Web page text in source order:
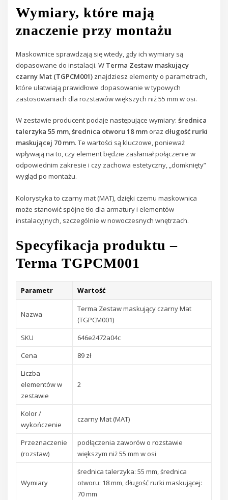
Wymiary, które mają
znaczenie przy montażu
Maskownice sprawdzają się wtedy, gdy ich wymiary są
dopasowane do instalacji. W Terma Zestaw maskujący
czarny Mat (TGPCM001) znajdziesz elementy o parametrach,
które ułatwiają prawidłowe dopasowanie w typowych
zastosowaniach dla rozstawów większych niż 55 mm w osi.
W zestawie producent podaje następujące wymiary:średnica
talerzyka 55 mm,średnica otworu 18 mm oraz długość rurki
maskującej 70 mm. Te wartości są kluczowe, ponieważ
wpływają na to, czy element będzie zasłaniał połączenie w
odpowiednim zakresie i czy zachowa estetyczny, „domknięty”
wygląd po montażu.
Kolorystyka to czarny mat (MAT), dzięki czemu maskownica
może stanowić spójne tło dla armatury i elementów
instalacyjnych, szczególnie w nowoczesnych wnętrzach.
Specyfikacja produktu –
Terma TGPCM001
Parametr Wartość
Nazwa
Terma Zestaw maskujący czarny Mat
(TGPCM001)
SKU
646e2472a04c
Cena
89 zł
Liczba
elementów w
zestawie
2
Kolor /
wykończenie
czarny Mat (MAT)
Przeznaczenie
(rozstaw)
podłączenia zaworów o rozstawie
większym niż 55 mm w osi
Wymiary
średnica talerzyka: 55 mm, średnica
otworu: 18 mm, długość rurki maskującej:
70 mm